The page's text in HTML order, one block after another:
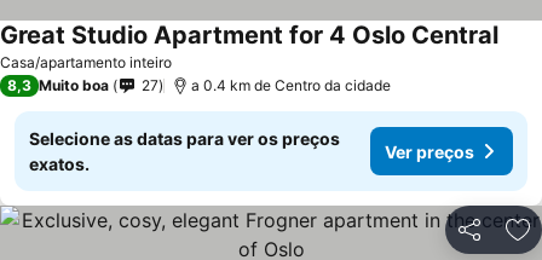
Casa/apartamento inteiro
Great Studio Apartment for 4 Oslo Central
8,3 Muito boa 27 a 0.4 km de Centro da cidade
Selecione as datas para ver os preços
exatos.
Ver preços
Partilhar